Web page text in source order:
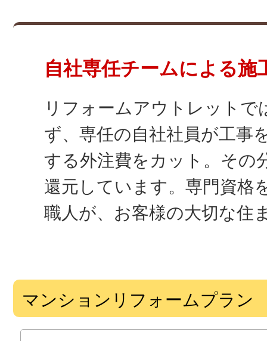
自社専任チームによる施
リフォームアウトレット
ず、専任の自社社員が工事
する外注費をカット。その
還元しています。専門資格
職人が、お客様の大切な住
マンションリフォームプラン